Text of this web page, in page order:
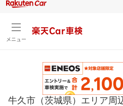
メニュー
楽天Car車検
牛久市（茨城県）エリア周